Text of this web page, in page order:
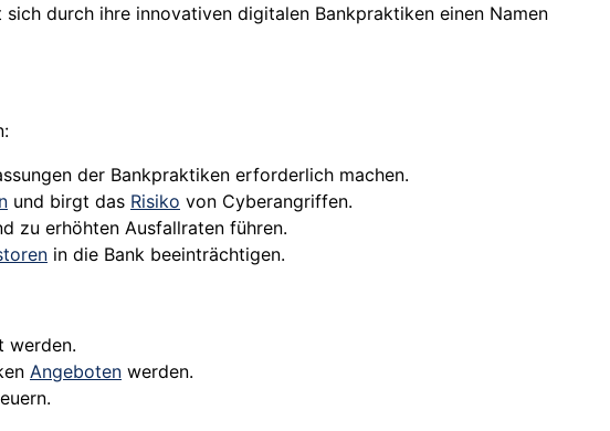
durch ihre innovativen digitalen Bankpraktiken einen Namen
der Bankpraktiken erforderlich machen.
und birgt das Risiko von Cyberangriffen.
zu erhöhten Ausfallraten führen.
in die Bank beeinträchtigen.
werden.
Angeboten werden.